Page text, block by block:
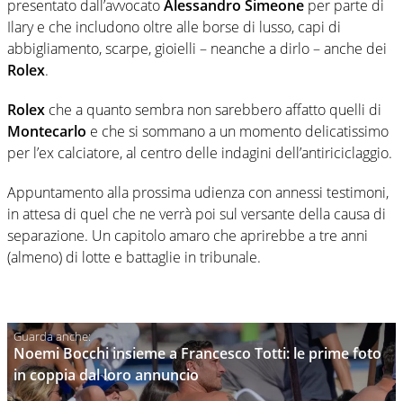
presentato dall’avvocatoAlessandro Simeone per parte di
Ilary e che includono oltre alle borse di lusso, capi di
abbigliamento, scarpe, gioielli – neanche a dirlo – anche dei
Rolex.
Rolex che a quanto sembra non sarebbero affatto quelli di
Montecarlo e che si sommano a un momento delicatissimo
per l’ex calciatore, al centro delle indagini dell’antiriciclaggio.
Appuntamento alla prossima udienza con annessi testimoni,
in attesa di quel che ne verrà poi sul versante della causa di
separazione. Un capitolo amaro che aprirebbe a tre anni
(almeno) di lotte e battaglie in tribunale.
Noemi Bocchi insieme a Francesco Totti: le prime foto
in coppia dal loro annuncio